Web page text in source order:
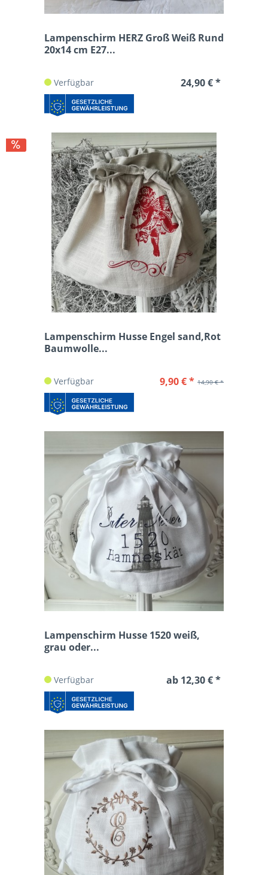
Lampenschirm HERZ Groß Weiß Rund
20x14 cm E27...
Verfügbar 24,90 € *
Lampenschirm Husse Engel sand,Rot
Baumwolle...
Verfügbar 14,90 € *
9,90 € *
Lampenschirm Husse 1520 weiß,
grau oder...
Verfügbar ab 12,30 € *